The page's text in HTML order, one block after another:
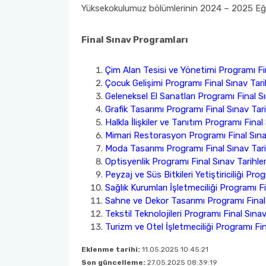
Yüksekokulumuz bölümlerinin 2024 – 2025
Final Sınav Programları
Çim Alan Tesisi ve Yönetimi Programı
Çocuk Gelişimi Programı Final Sınav
Geleneksel El Sanatları Programı Final
Grafik Tasarımı Programı Final Sınav
Halkla İlişkiler ve Tanıtım Programı Final
Mimari Restorasyon Programı Final
Moda Tasarımı Programı Final Sınav
Optisyenlik Programı Final Sınav
Peyzaj ve Süs Bitkileri Yetiştiriciliği
Sağlık Kurumları İşletmeciliği Programı
Sahne ve Dekor Tasarımı Programı
Tekstil Teknolojileri Programı Final
Turizm ve Otel İşletmeciliği Programı
Eklenme tarihi: 11.05.2025 10:45:21
Son güncelleme: 27.05.2025 08:39:19
Öğrenci Dilekçe Örnekleri
Öğrencilerimiz İçin Faydalı Linkler